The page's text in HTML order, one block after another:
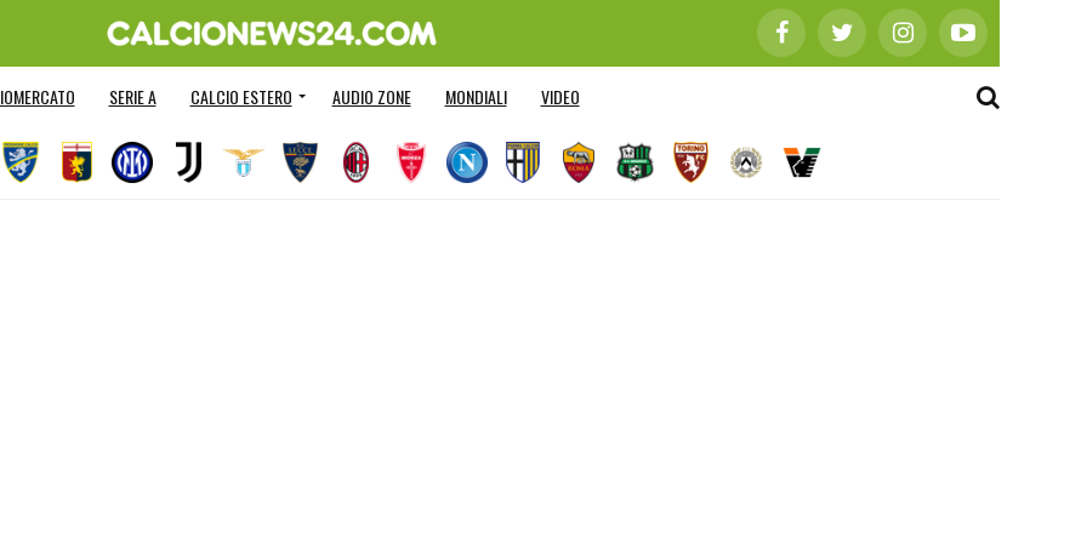
SERIE A CALCIO ESTERO AUDIO ZONE MONDIALI VIDEO